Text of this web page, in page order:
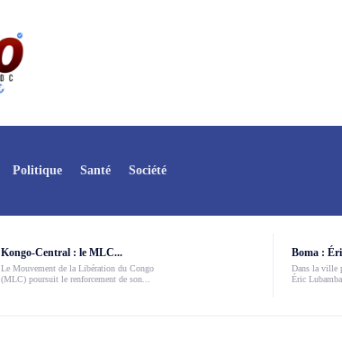
Politique Santé Société
Kongo-Central : le MLC...
Le Mouvement de la Libération du Congo
(MLC) poursuit le renforcement de son...
Boma :
Dans la ville
Éric